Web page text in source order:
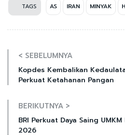
TAGS AS IRAN MINYAK
< SEBELUMNYA
Kopdes Kembalikan
Perkuat Ketahanan Pangan
BERIKUTNYA >
BRI Perkuat Daya Saing
2026